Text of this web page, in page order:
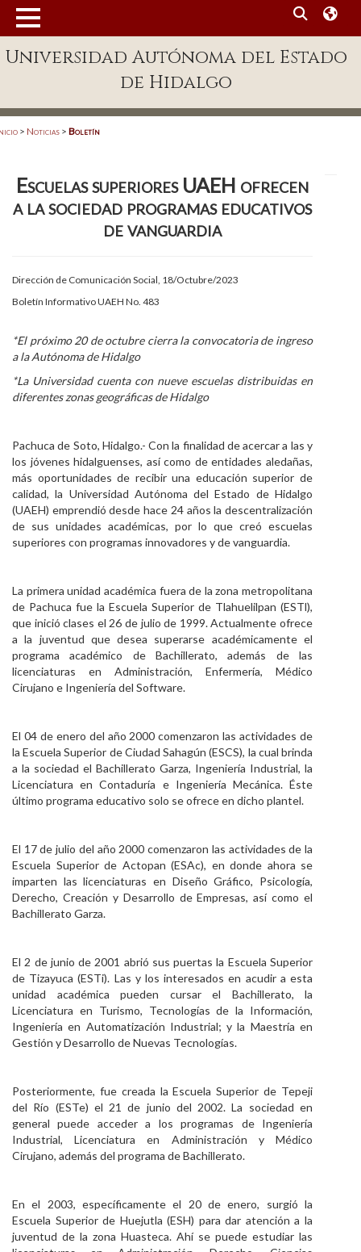
Enlaces
Patronato
Acreditación Internacional
Aspirantes
Personal
Visitantes
Universidad Autónoma del Estado
de Hidalgo
> Noticias > Boletín
Escuelas superiores UAEH ofrecen
a la sociedad programas educativos
de vanguardia
Dirección de Comunicación Social, 18/Octubre/2023
Boletín Informativo UAEH No. 483
*El próximo 20 de octubre cierra la convocatoria de ingreso
a la Autónoma de Hidalgo
*La Universidad cuenta con nueve escuelas distribuidas en
diferentes zonas geográficas de Hidalgo
Pachuca de Soto, Hidalgo.- Con la finalidad de acercar a las y
los jóvenes hidalguenses, así como de entidades aledañas,
más oportunidades de recibir una educación superior de
calidad, la Universidad Autónoma del Estado de Hidalgo
(UAEH) emprendió desde hace 24 años la descentralización
de sus unidades académicas, por lo que creó escuelas
superiores con programas innovadores y de vanguardia.
La primera unidad académica fuera de la zona metropolitana
de Pachuca fue la Escuela Superior de Tlahuelilpan (ESTl),
que inició clases el 26 de julio de 1999. Actualmente ofrece
a la juventud que desea superarse académicamente el
programa académico de Bachillerato, además de las
licenciaturas en Administración, Enfermería, Médico
Cirujano e Ingeniería del Software.
El 04 de enero del año 2000 comenzaron las actividades de
la Escuela Superior de Ciudad Sahagún (ESCS), la cual brinda
a la sociedad el Bachillerato Garza, Ingeniería Industrial, la
Licenciatura en Contaduría e Ingeniería Mecánica. Éste
último programa educativo solo se ofrece en dicho plantel.
El 17 de julio del año 2000 comenzaron las actividades de la
Escuela Superior de Actopan (ESAc), en donde ahora se
imparten las licenciaturas en Diseño Gráfico, Psicología,
Derecho, Creación y Desarrollo de Empresas, así como el
Bachillerato Garza.
El 2 de junio de 2001 abrió sus puertas la Escuela Superior
de Tizayuca (ESTi). Las y los interesados en acudir a esta
unidad académica pueden cursar el Bachillerato, la
Licenciatura en Turismo, Tecnologías de la Información,
Ingeniería en Automatización Industrial; y la Maestría en
Gestión y Desarrollo de Nuevas Tecnologías.
Posteriormente, fue creada la Escuela Superior de Tepeji
del Río (ESTe) el 21 de junio del 2002. La sociedad en
general puede acceder a los programas de Ingeniería
Industrial, Licenciatura en Administración y Médico
Cirujano, además del programa de Bachillerato.
En el 2003, específicamente el 20 de enero, surgió la
Escuela Superior de Huejutla (ESH) para dar atención a la
juventud de la zona Huasteca. Ahí se puede estudiar las